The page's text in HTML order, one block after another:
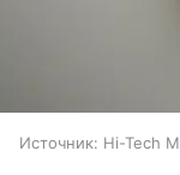
Источник: Hi-Tech